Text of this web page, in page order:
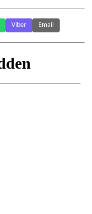
Viber Email